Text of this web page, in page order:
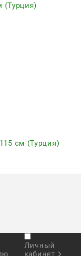
(Турция)
см (Турция)
Личный
кабинет